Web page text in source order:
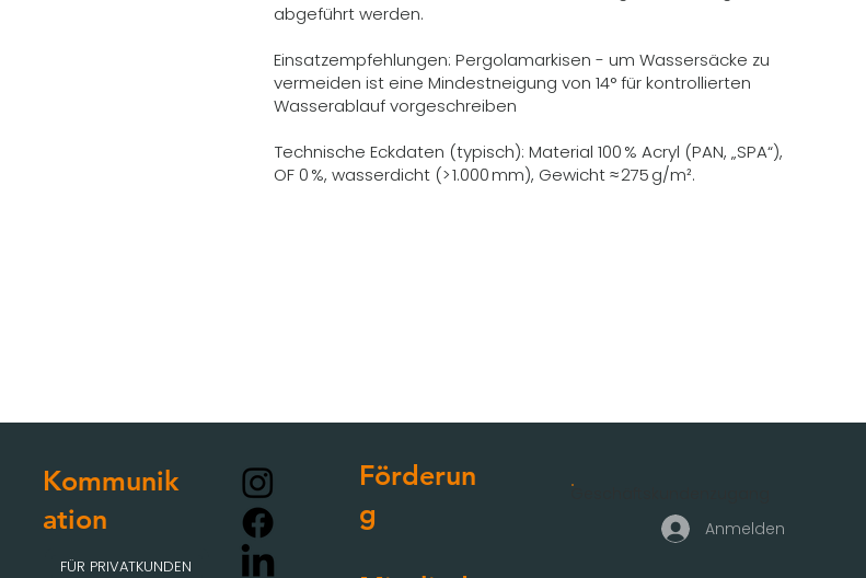
abgeführt werden.
Einsatzempfehlungen: Pergolamarkisen - um Wassersäcke zu
vermeiden ist eine Mindestneigung von 14° für kontrollierten
Wasserablauf vorgeschreiben
Technische Eckdaten (typisch): Material 100 % Acryl (PAN, „SPA“),
OF 0 %, wasserdicht (> 1.000 mm), Gewicht ≈ 275 g/m².
Kommunik
ation
FÜR PRIVATKUNDEN
Förderun
g
Geschäftskundenzugang
Anmelden